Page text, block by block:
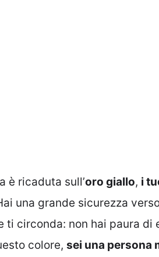
è ricaduta sull’oro giallo, i
una grande sicurezza
ti circonda: non hai paura di
colore, sei una persona